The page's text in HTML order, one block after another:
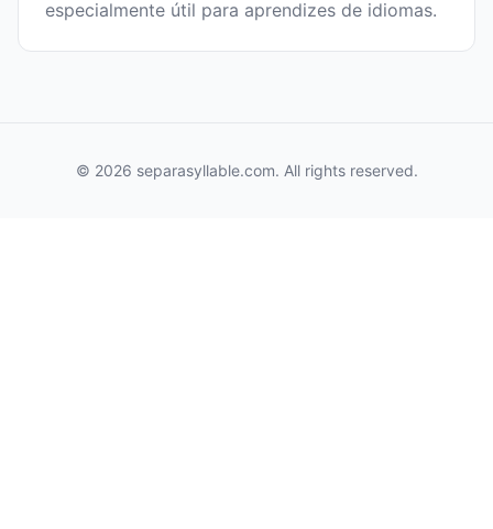
especialmente útil para aprendizes de idiomas.
© 2026 separasyllable.com. All rights reserved.